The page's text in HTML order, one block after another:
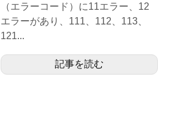
（エラーコード）に11エラー、12
エラーがあり、111、112、113、
121...
記事を読む